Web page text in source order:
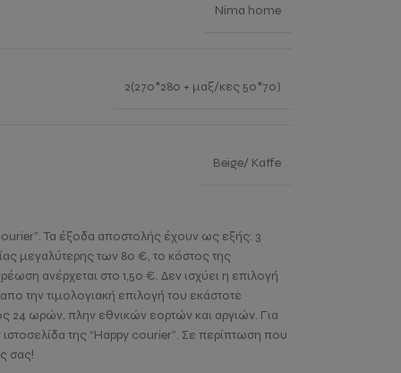
Nima home
2(270*280 + μαξ/κες 50*70)
Beige/ Kaffe
Τα έξοδα αποστολής έχουν ως εξής: 3
μεγαλύτερης των 80 €, το κόστος της
ανέρχεται στο 1,50 €. Δεν ισχύει η επιλογή
την τιμολογιακή επιλογή του εκάστοτε
24 ωρών, πλην εθνικών εορτών και αργιών. Για
της “Happy courier”. Σε περίπτωση που
σας!